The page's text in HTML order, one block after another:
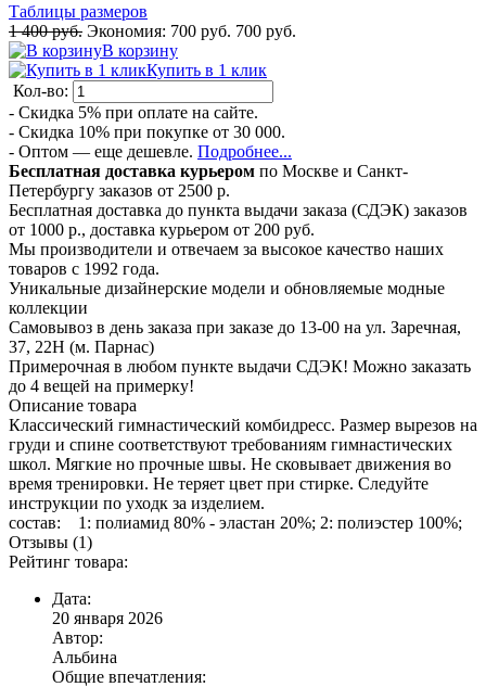
Таблицы размеров
1 400 руб. Экономия: 700 руб. 700 руб.
В корзину
Купить в 1 клик
Кол-во:
- Скидка 5% при оплате на сайте.
- Скидка 10% при покупке от 30 000.
- Оптом — еще дешевле. Подробнее...
Бесплатная доставка курьером по Москве и Санкт-
Петербургу заказов от 2500 р.
Бесплатная доставка до пункта выдачи заказа (СДЭК) заказов
от 1000 р., доставка курьером от 200 руб.
Мы производители и отвечаем за высокое качество наших
товаров с 1992 года.
Уникальные дизайнерские модели и обновляемые модные
коллекции
Самовывоз в день заказа при заказе до 13-00 на ул. Заречная,
37, 22Н (м. Парнас)
Примерочная в любом пункте выдачи СДЭК! Можно заказать
до 4 вещей на примерку!
Описание товара
Классический гимнастический комбидресс. Размер вырезов на
груди и спине соответствуют требованиям гимнастических
школ. Мягкие но прочные швы. Не сковывает движения во
время тренировки. Не теряет цвет при стирке. Следуйте
инструкции по уходк за изделием.
состав: 1: полиамид 80% - эластан 20%; 2: полиэстер 100%;
Отзывы (1)
Рейтинг товара:
Дата:
20 января 2026
Автор:
Альбина
Общие впечатления: